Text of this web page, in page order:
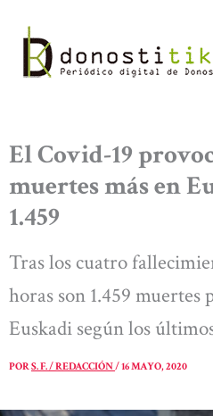
contenido
El Covid-19
muertes más en
1.459
Tras los cuatro
horas son 1.459
Euskadi según los
PORS. F. / REDACCIÓN/16 MAYO, 2020